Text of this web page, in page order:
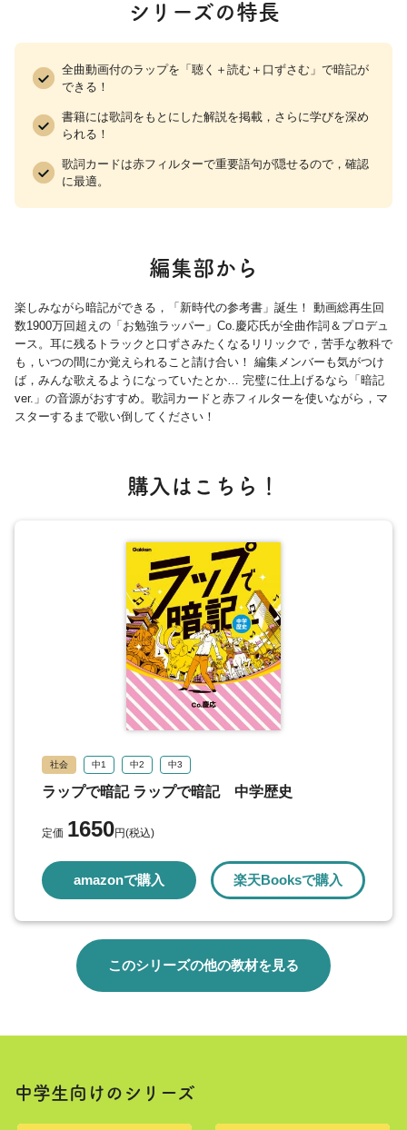
シリーズの特長
全曲動画付のラップを「聴く＋読む＋口ずさむ」で暗記が
できる！
書籍には歌詞をもとにした解説を掲載，さらに学びを深め
られる！
歌詞カードは赤フィルターで重要語句が隠せるので，確認
に最適。
編集部から
楽しみながら暗記ができる，「新時代の参考書」誕生！ 動画総再生回
数1900万回超えの「お勉強ラッパー」Co.慶応氏が全曲作詞＆プロデュ
ース。耳に残るトラックと口ずさみたくなるリリックで，苦手な教科で
も，いつの間にか覚えられること請け合い！ 編集メンバーも気がつけ
ば，みんな歌えるようになっていたとか… 完璧に仕上げるなら「暗記
ver.」の音源がおすすめ。歌詞カードと赤フィルターを使いながら，マ
スターするまで歌い倒してください！
購入はこちら！
社会 中1 中2 中3
ラップで暗記 ラップで暗記 中学歴史
定価 1650円(税込)
amazonで購入 楽天Booksで購入
このシリーズの他の教材を見る
中学生向けのシリーズ